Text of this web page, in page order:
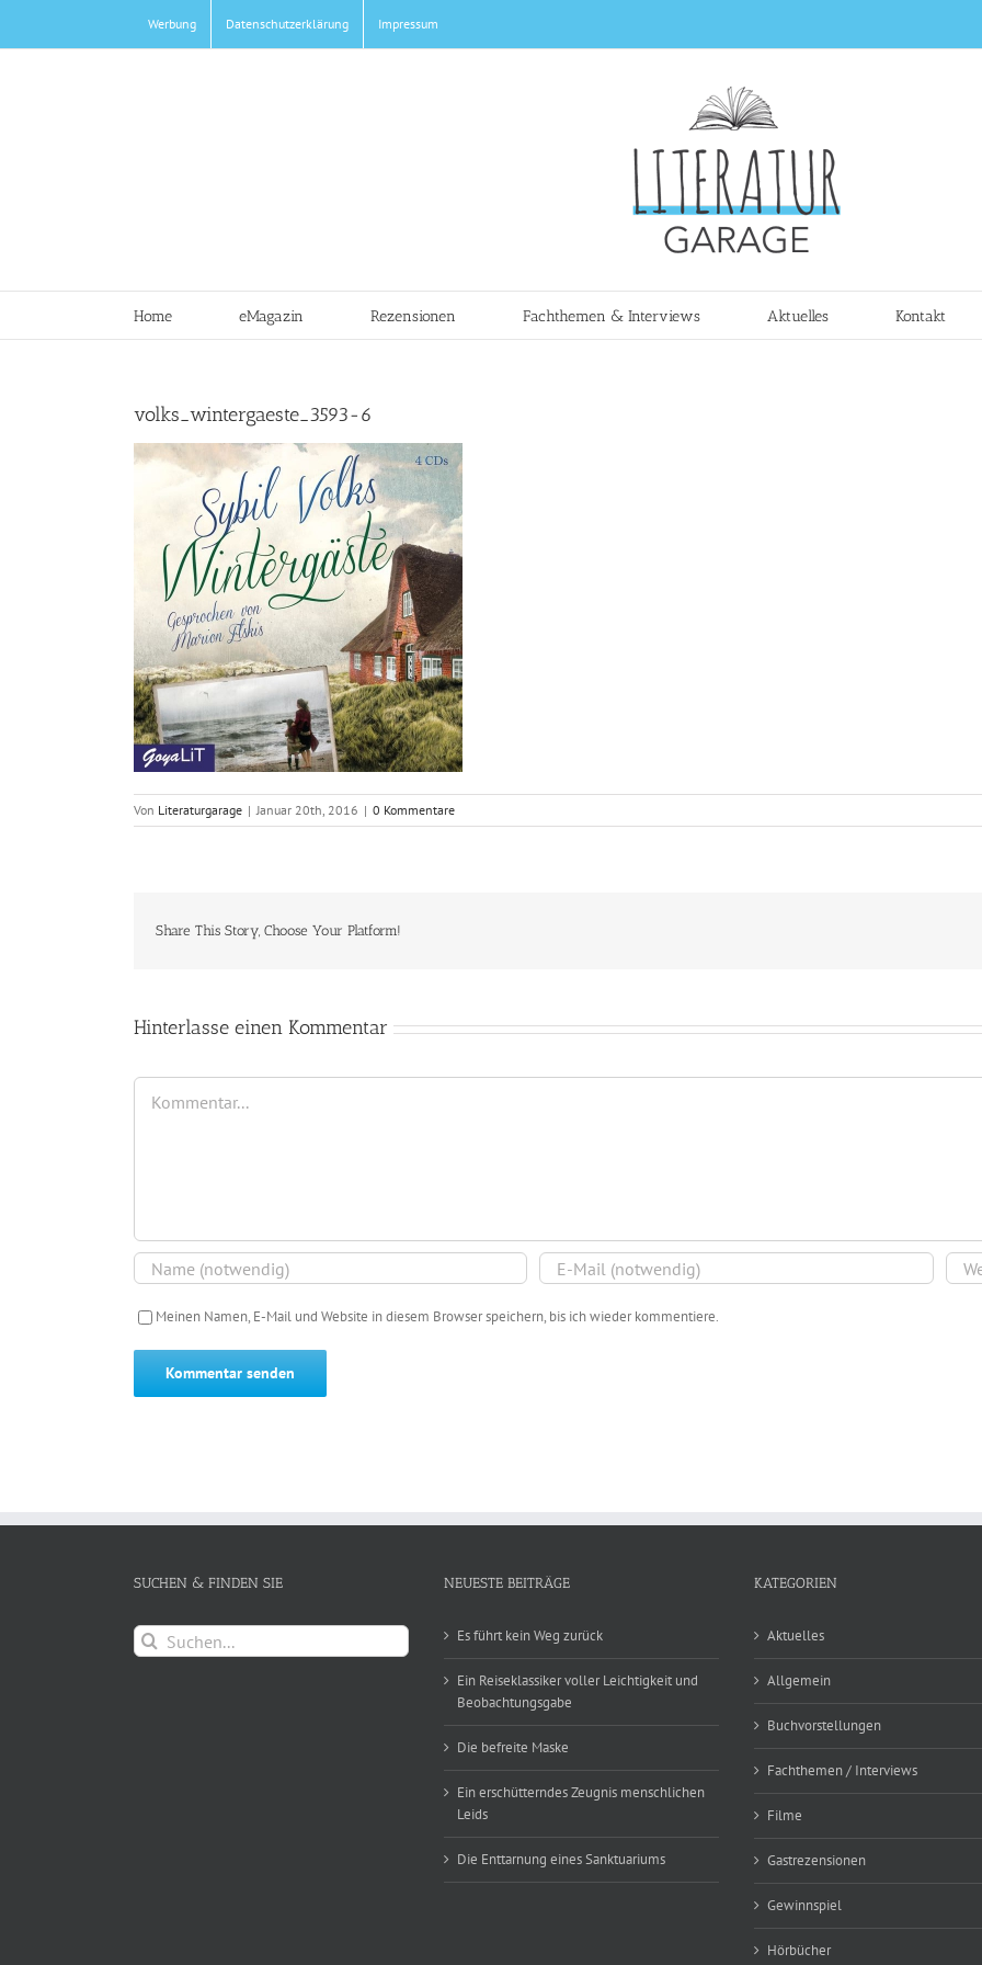
springen
Werbung Datenschutzerklärung Impressum
Home eMagazin Rezensionen Fachthemen & Interviews Aktuelles Kontakt
volks_wintergaeste_3593-6
Von Literaturgarage | Januar 20th, 2016 | 0 Kommentare
Share This Story, Choose Your Platform!
Hinterlasse einen Kommentar
Kommentar
Meinen Namen, E-Mail und Website in diesem Browser speichern, bis ich wieder kommentiere.
SUCHEN & FINDEN SIE
Suche
nach:
NEUESTE BEITRÄGE
Es führt kein Weg zurück
Ein Reiseklassiker voller Leichtigkeit und
Beobachtungsgabe
Die befreite Maske
Ein erschütterndes Zeugnis menschlichen
Leids
Die Enttarnung eines Sanktuariums
KATEGORIEN
Aktuelles
Allgemein
Buchvorstellungen
Fachthemen / Interviews
Filme
Gastrezensionen
Gewinnspiel
Hörbücher